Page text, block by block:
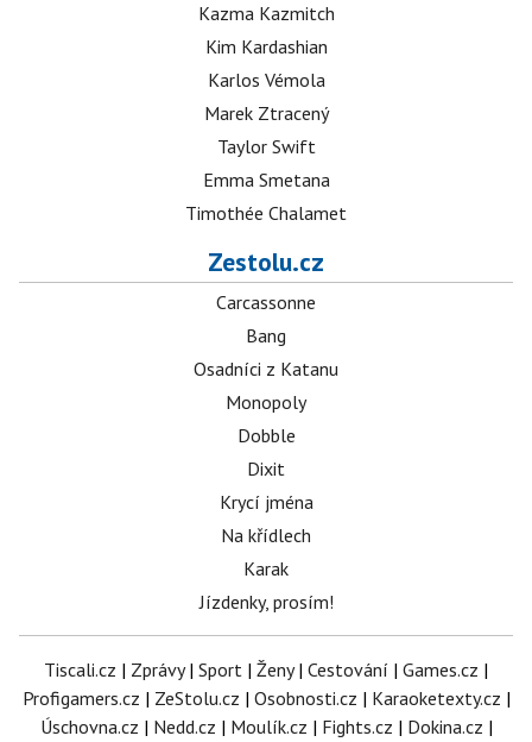
Kazma Kazmitch
Kim Kardashian
Karlos Vémola
Marek Ztracený
Taylor Swift
Emma Smetana
Timothée Chalamet
Zestolu.cz
Carcassonne
Bang
Osadníci z Katanu
Monopoly
Dobble
Dixit
Krycí jména
Na křídlech
Karak
Jízdenky, prosím!
Tiscali.cz | Zprávy| Sport | Ženy| Cestování | Games.cz |
Profigamers.cz | ZeStolu.cz | Osobnosti.cz | Karaoketexty.cz |
Úschovna.cz | Nedd.cz | Moulík.cz | Fights.cz | Dokina.cz |